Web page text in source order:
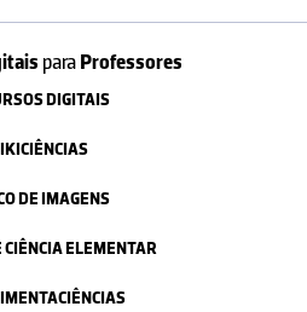
paraProfessores
DIGITAIS
DE IMAGENS
CIÊNCIA ELEMENTAR